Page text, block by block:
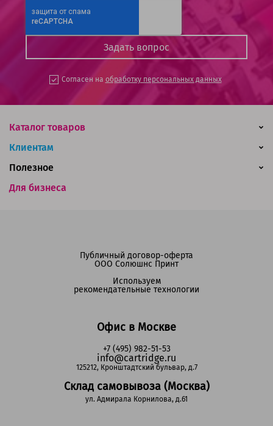
Согласен на обработку персональных данных
Каталог товаров
Клиентам
Для бизнеса
Полезное
Офис в Москве
+7 (495) 982-51-53
info@cartridge.ru
125212, Кронштадтский бульвар, д.7
Склад самовывоза (Москва)
ул. Адмирала Корнилова, д.61
Публичный договор-оферта
ООО Солюшнс Принт
Используем
рекомендательные технологии